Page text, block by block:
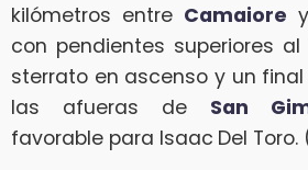
kilómetros entre Camaiore y
con pendientes superiores al
sterrato en ascenso y un final
las afueras de San
favorable para Isaac Del Toro.